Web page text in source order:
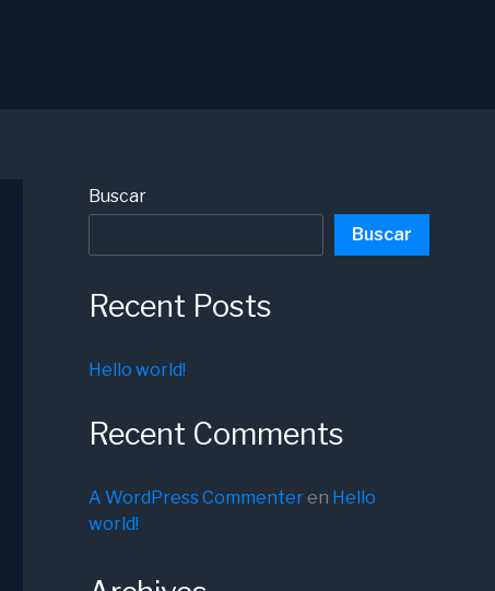
Buscar
Buscar
Recent Posts
Hello world!
Recent Comments
A WordPress Commenteren Hello
world!